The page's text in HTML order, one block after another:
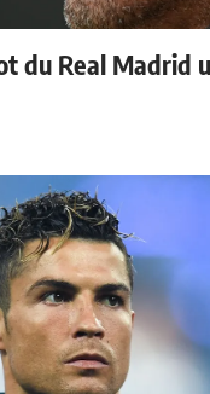
du Real Madrid